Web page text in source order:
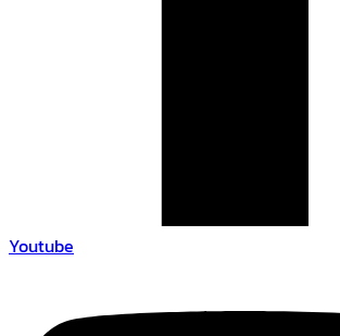
Youtube